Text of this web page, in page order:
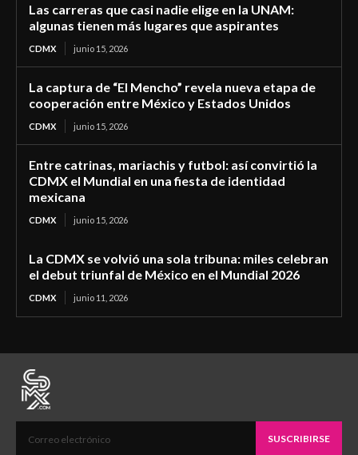
Las carreras que casi nadie elige en la UNAM:
algunas tienen más lugares que aspirantes
CDMX junio 15, 2026
La captura de “El Mencho” revela nueva etapa de
cooperación entre México y Estados Unidos
CDMX junio 15, 2026
Entre catrinas, mariachis y futbol: así convirtió la
CDMX el Mundial en una fiesta de identidad
mexicana
CDMX junio 15, 2026
La CDMX se volvió una sola tribuna: miles celebran
el debut triunfal de México en el Mundial 2026
CDMX junio 11, 2026
SUSCRIBIRSE